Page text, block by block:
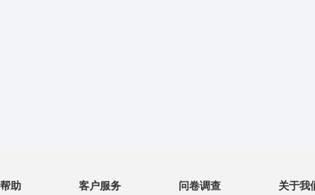
帮助 客户服务 问卷调查 关于我